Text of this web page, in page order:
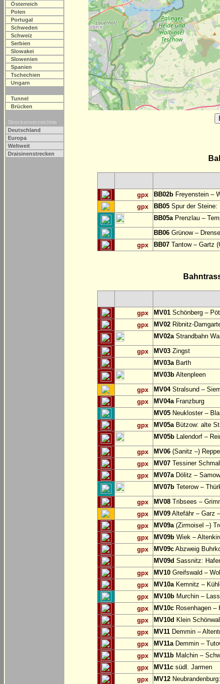
Österreich
Polen
Portugal
Schweden
Schweiz
Serbien
Slowakei
Slowenien
Spanien
Tschechien
Ungarn
Tunnel
Brücken
Streckenverzeichnis
Deutschland
Europa
Weltweit
Draisinenstrecken
gpx BB02b Freyenstein –
gpx
BB05 Spur der Steine:
BB05aPrenzlau –
BB06 Grünow –
gpx
BB07 Tantow – Gartz
gpx MV01 Schönberg –
gpx
MV02 Ribnitz-
MV02aStrandbahn
gpx MV03 Zingst
MV03aBarth
MV03b Altenpleen
gpx MV04Stralsund –
gpx
MV04aFranzburg
MV05 Neukloster –
gpx
MV05aBützow: alte
MV05b Lalendorf –
gpx MV06 (Sanitz –)
gpx
MV07 Tessiner
gpx
MV07aDölitz – Samow
MV07b Teterow –
gpx MV08 Tribsees –
gpx
MV09 Altefähr – Garz
gpx
MV09a(Zirmoisel –)
gpx
MV09b Wiek –
gpx
MV09c Abzweig
MV09d Sassnitz:
gpx
MV10 Greifswald –
gpx
MV10aKemnitz –
gpx
MV10b Murchin –
gpx
MV10c Rosenhagen –
gpx
MV10d Klein
gpx
MV11 Demmin –
gpx
MV11aDemmin –
gpx
MV11b Malchin –
gpx
MV11c südl. Jarmen
gpx
MV12